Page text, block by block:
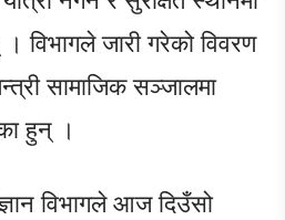
विभागले जारी गरेको विवरण
सामाजिक सञ्जालमा
हुन् ।
विभागले आज दिउँसो